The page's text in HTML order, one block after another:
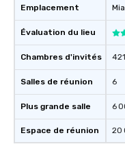
Emplacement
Évaluation du lieu
Chambres d'invités
Salles de réunion
Plus grande salle
Espace de réunion
421
6
6
20